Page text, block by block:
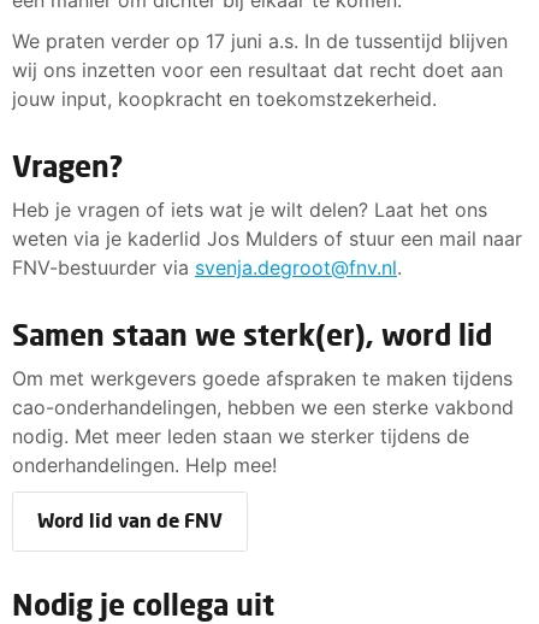
We praten verder op 17 juni a.s. In de tussentijd blijven
wij ons inzetten voor een resultaat dat recht doet aan
jouw input, koopkracht en toekomstzekerheid.
Vragen?
Heb je vragen of iets wat je wilt delen? Laat het ons
weten via je kaderlid Jos Mulders of stuur een mail naar
FNV-bestuurder via svenja.degroot@fnv.nl.
Samen staan we sterk(er), word lid
Om met werkgevers goede afspraken te maken tijdens
cao-onderhandelingen, hebben we een sterke vakbond
nodig. Met meer leden staan we sterker tijdens de
onderhandelingen. Help mee!
Word lid van de FNV
Nodig je collega uit